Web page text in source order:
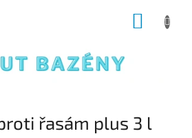
řasám plus 3 l